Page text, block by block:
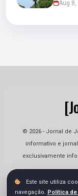
Aug 8,
© 2026 - Jornal de
informativo e
exclusivamente
Quem Somos
Este site utiliza
navegação. Política